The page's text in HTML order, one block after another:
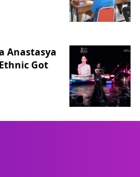
Anastasya
Got